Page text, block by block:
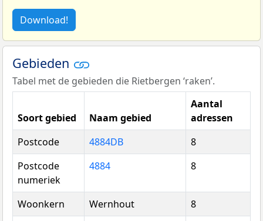
Download!
Gebieden
Tabel met de gebieden die Rietbergen ‘raken’.
Soort gebied Naam gebied
Aantal
adressen
Postcode
4884DB
8
Postcode
numeriek
4884 8
Woonkern Wernhout
8